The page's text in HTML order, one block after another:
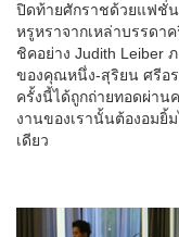
ปิดท้ายศักราชด้วยแฟชั่น
หรูหราจากเหล่าบรรดา
ชิคอย่าง Judith Leiber
ของคุณหนึ่ง-สุริยน ศรีอ
ครั้งนี้ได้ถูกถ่ายทอดผ่าน
งานของเรานั้นต้องอมยิ้
เดียว